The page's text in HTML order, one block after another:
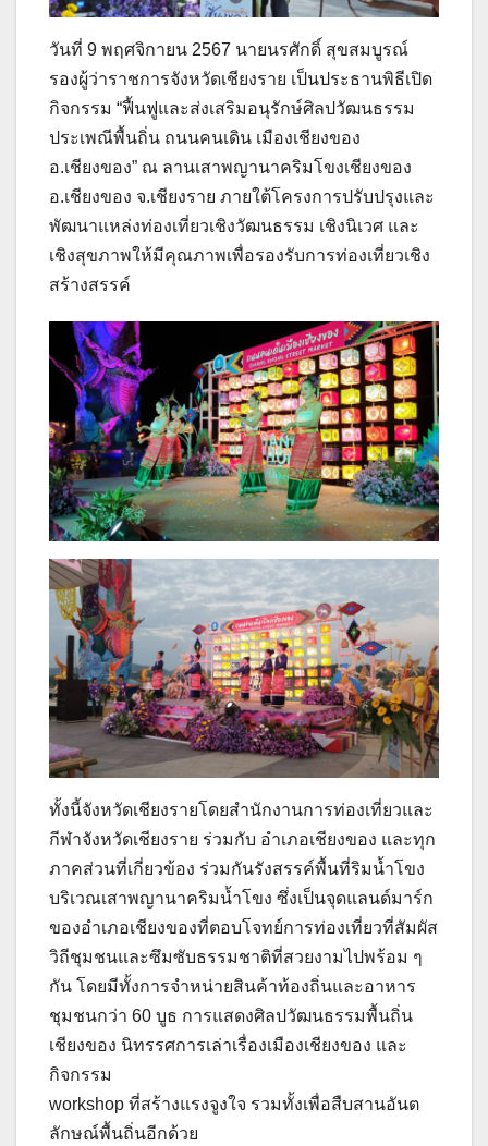
วันที่ 9 พฤศจิกายน 2567 นายนรศักดิ์ สุขสมบูรณ์
รองผู้ว่าราชการจังหวัดเชียงราย เป็นประธานพิธีเปิด
กิจกรรม “ฟื้นฟูและส่งเสริมอนุรักษ์ศิลปวัฒนธรรม
ประเพณีพื้นถิ่น ถนนคนเดิน เมืองเชียงของ
อ.เชียงของ” ณ ลานเสาพญานาคริมโขงเชียงของ
อ.เชียงของ จ.เชียงราย ภายใต้โครงการปรับปรุงและ
พัฒนาแหล่งท่องเที่ยวเชิงวัฒนธรรม เชิงนิเวศ และ
เชิงสุขภาพให้มีคุณภาพเพื่อรองรับการท่องเที่ยวเชิง
สร้างสรรค์
ทั้งนี้จังหวัดเชียงรายโดยสำนักงานการท่องเที่ยวและ
กีฬาจังหวัดเชียงราย ร่วมกับ อำเภอเชียงของ และทุก
ภาคส่วนที่เกี่ยวข้อง ร่วมกันรังสรรค์พื้นที่ริมน้ำโขง
บริเวณเสาพญานาคริมน้ำโขง ซึ่งเป็นจุดแลนด์มาร์ก
ของอำเภอเชียงของที่ตอบโจทย์การท่องเที่ยวที่สัมผัส
วิถีชุมชนและซึมซับธรรมชาติที่สวยงามไปพร้อม ๆ
กัน โดยมีทั้งการจำหน่ายสินค้าท้องถิ่นและอาหาร
ชุมชนกว่า 60 บูธ การแสดงศิลปวัฒนธรรมพื้นถิ่น
เชียงของ นิทรรศการเล่าเรื่องเมืองเชียงของ และ
กิจกรรม
workshop ที่สร้างแรงจูงใจ รวมทั้งเพื่อสืบสานอันต
ลักษณ์พื้นถิ่นอีกด้วย